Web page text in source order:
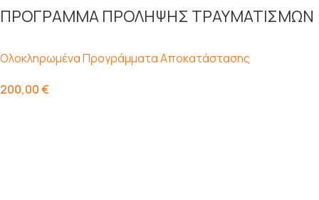
ΠΡΟΓΡΑΜΜΑ ΠΡΟΛΗΨΗΣ ΤΡΑΥΜΑΤΙΣΜΩΝ
Ολοκληρωμένα Προγράμματα Αποκατάστασης
200,00€